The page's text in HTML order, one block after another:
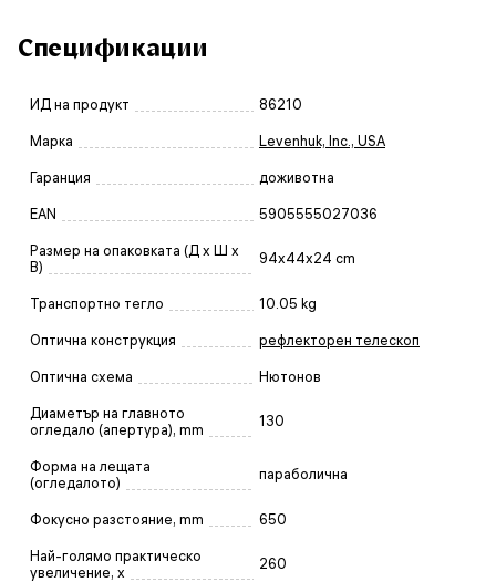
Спецификации
ИД на продукт 86210
Марка Levenhuk, Inc., USA
Гаранция доживотна
EAN 5905555027036
Размер на опаковката (Д x Ш x
В)
94x44x24 cm
Транспортно тегло 10.05 kg
Оптична конструкция рефлекторен телескоп
Оптична схема Нютонов
Диаметър на главното
огледало (апертура), mm
130
Форма на лещата
(огледалото)
параболична
Фокусно разстояние, mm 650
Най-голямо практическо
увеличение, x
260